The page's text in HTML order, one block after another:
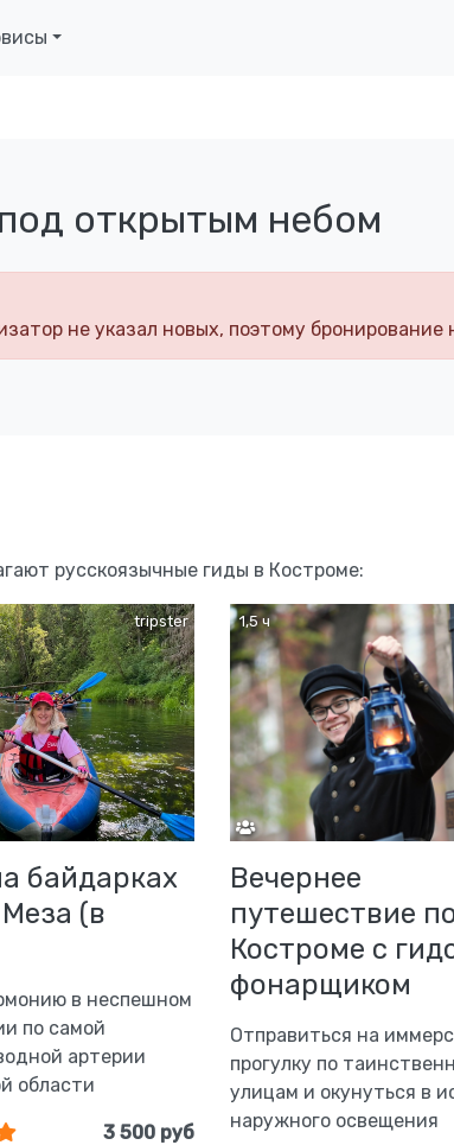
открытым небом
не указал новых, поэтому бронирование
русскоязычные гиды в Костроме:
tripster
байдарках
(в
в неспешном
по самой
артерии
области
3 500 руб
1,5 ч
Вечернее
путешествие
Костроме с
фонарщиком
Отправиться на
прогулку по
улицам и окунуться в
наружного освещения